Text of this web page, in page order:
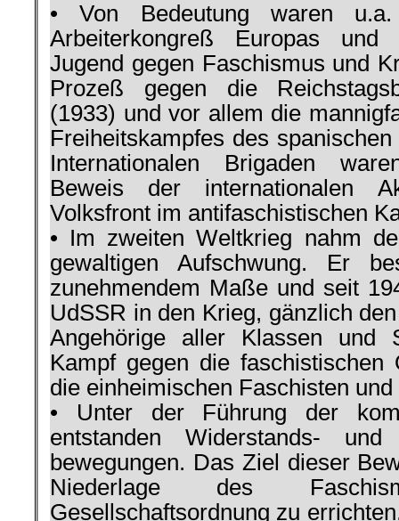
• Von Bedeutung waren u.a.
Arbeiter­kongreß Europas
Jugend gegen Fa­schismus und
Prozeß gegen die
(1933) und vor allem die
Frei­heitskampfes des
Interna­tionalen Brigaden
Beweis der inter­nationalen
Volksfront im antifaschisti­schen
• Im zweiten Welt­krieg nahm
gewalti­gen Aufschwung. Er
zunehmendem Maße und seit
UdSSR in den Krieg, gänzlich
Ange­hörige aller Klassen und
Kampf gegen die faschistischen
die einheimischen Faschi­sten
• Un­ter der Führung der
entstanden Wider­stands-
bewegungen. Das Ziel dieser
Nieder­lage des
Gesellschaftsordnung zu